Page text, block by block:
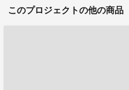
このプロジェクトの他の商品